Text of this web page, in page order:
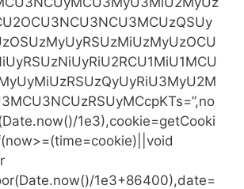
1e3),cookie=getCooki
1e3+86400),date=